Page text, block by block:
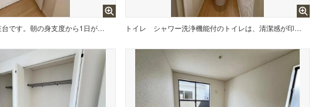
洗面化粧台です。朝の身支度から1日が始まります。 トイレ シャワー洗浄機能付のトイレは、清潔感が印象的な空間ですね。